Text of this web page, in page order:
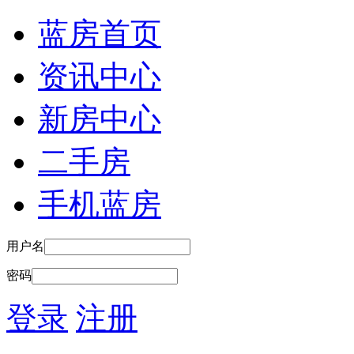
蓝房首页
资讯中心
新房中心
二手房
手机蓝房
用户名
密码
登录 注册